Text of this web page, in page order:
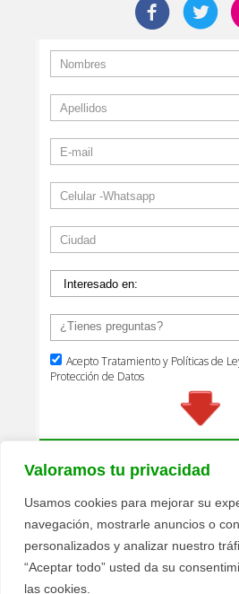
Valoramos tu privacidad
Usamos cookies para mejorar su
navegación, mostrarle anuncios o
personalizados y analizar nuestro
“Aceptar todo” usted da su
las cookies.